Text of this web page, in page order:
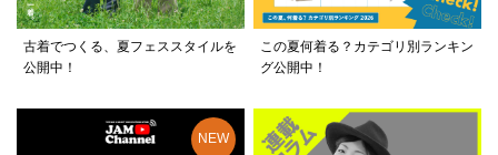
古着でつくる、夏フェススタイルを
公開中！
この夏何着る？カテゴリ別ランキン
グ公開中！